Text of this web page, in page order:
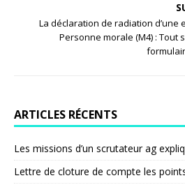
La déclaration de radiation d’une
Personne morale (M4) : Tout
ARTICLES RÉCENTS
Les missions d’un scrutateur ag
Lettre de cloture de compte les